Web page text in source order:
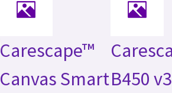
Carescape™
Canvas SmartB450